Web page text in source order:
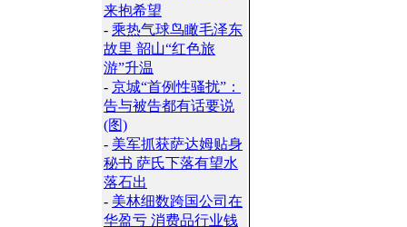
来抱希望
- 乘热气球鸟瞰毛泽东
故里 韶山“红色旅
游”升温
- 京城“首例性骚扰”：
告与被告都有话要说
(图)
- 美军抓获萨达姆贴身
秘书 萨氏下落有望水
落石出
- 美林细数跨国公司在
华盈亏 消费品行业钱